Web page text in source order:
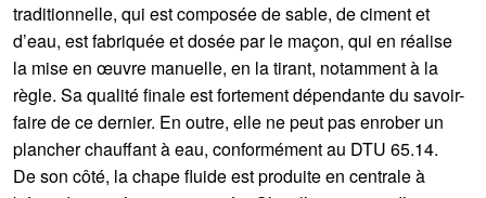
traditionnelle, qui est composée de sable, de ciment et
d’eau, est fabriquée et dosée par le maçon, qui en réalise
la mise en œuvre manuelle, en la tirant, notamment à la
règle. Sa qualité finale est fortement dépendante du savoir-
faire de ce dernier. En outre, elle ne peut pas enrober un
plancher chauffant à eau, conformément au DTU 65.14.
De son côté, la chape fluide est produite en centrale à